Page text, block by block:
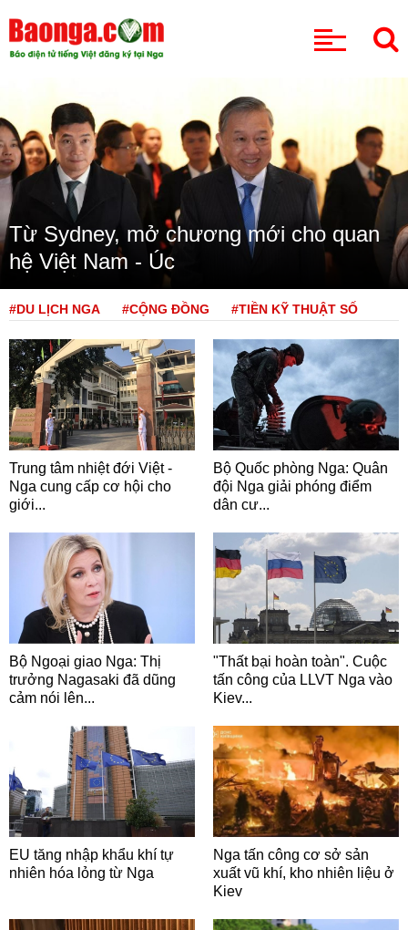
Từ Sydney, mở chương mới cho quan
hệ Việt Nam - Úc
#DU LỊCH NGA #CỘNG ĐỒNG #TIỀN KỸ THUẬT SỐ
Trung tâm nhiệt đới Việt -
Nga cung cấp cơ hội cho
giới...
Bộ Quốc phòng Nga: Quân
đội Nga giải phóng điểm
dân cư...
Bộ Ngoại giao Nga: Thị
trưởng Nagasaki đã dũng
cảm nói lên...
"Thất bại hoàn toàn". Cuộc
tấn công của LLVT Nga vào
Kiev...
EU tăng nhập khẩu khí tự
nhiên hóa lỏng từ Nga
Nga tấn công cơ sở sản
xuất vũ khí, kho nhiên liệu ở
Kiev